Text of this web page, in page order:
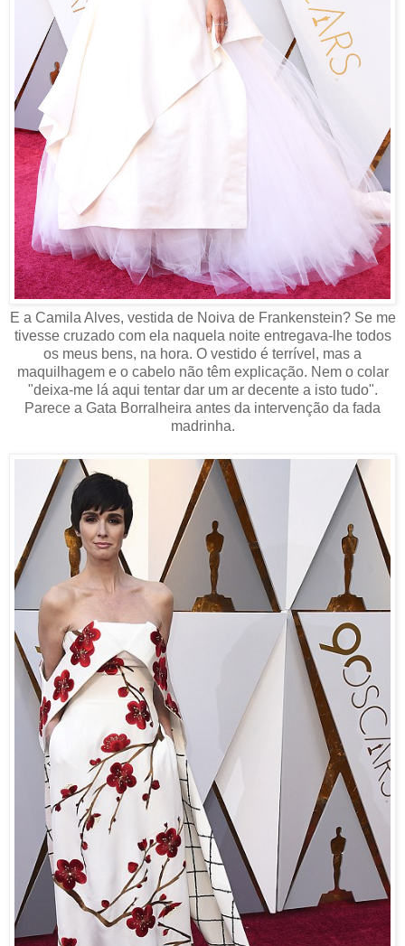
E a Camila Alves, vestida de Noiva de Frankenstein? Se me
tivesse cruzado com ela naquela noite entregava-lhe todos
os meus bens, na hora. O vestido é terrível, mas a
maquilhagem e o cabelo não têm explicação. Nem o colar
"deixa-me lá aqui tentar dar um ar decente a isto tudo".
Parece a Gata Borralheira antes da intervenção da fada
madrinha.